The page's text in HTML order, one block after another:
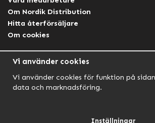
Om Nordik Distribution
Hitta återförsäljare
Om cookies
Facebook Lightforce Sweden
Vi använder cookies
Vi använder cookies för funktion på
data och marknadsföring.
Inställningar